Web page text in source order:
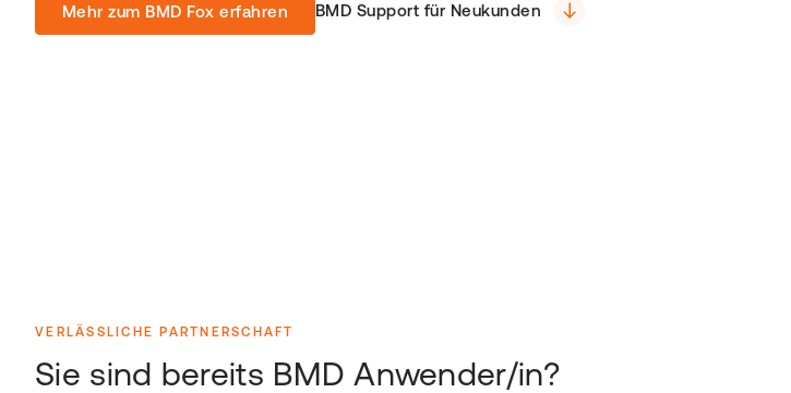
Mehr zum BMD Fox erfahren BMD Support für Neukunden
VERLÄSSLICHE PARTNERSCHAFT
Sie sind bereits BMD Anwender/in?